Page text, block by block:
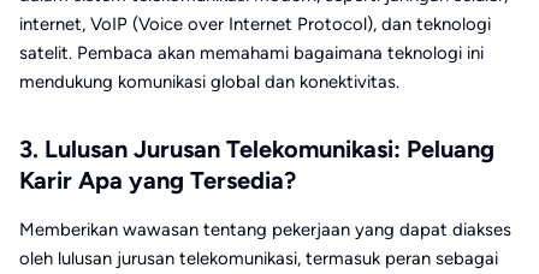
internet, VoIP (Voice over Internet Protocol), dan teknologi
satelit. Pembaca akan memahami bagaimana teknologi ini
mendukung komunikasi global dan konektivitas.
3. Lulusan Jurusan Telekomunikasi: Peluang
Karir Apa yang Tersedia?
Memberikan wawasan tentang pekerjaan yang dapat diakses
oleh lulusan jurusan telekomunikasi, termasuk peran sebagai